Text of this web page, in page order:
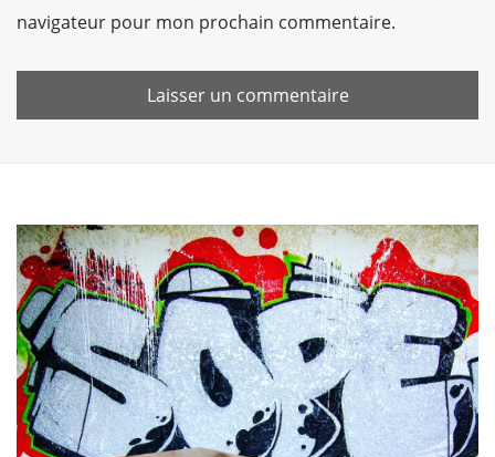
navigateur pour mon prochain commentaire.